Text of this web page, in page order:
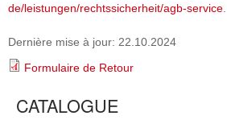
de/leistungen/rechtssicherheit/agb-service
Dernière mise à jour: 22.10.2024
Formulaire de Retour
CATALOGUE